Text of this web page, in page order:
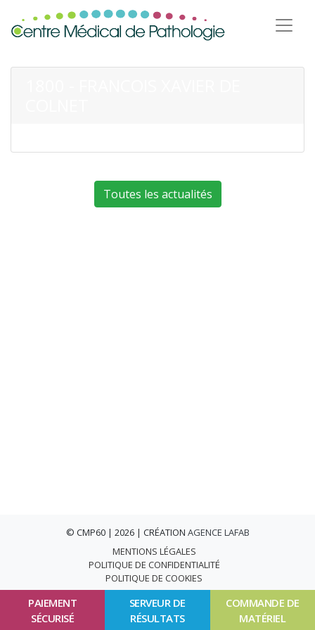
PAIEMENT
SÉCURISÉ
SERVEUR DE
RÉSULTATS
COMMANDE DE
MATÉRIEL
Toutes les actualités
© CMP60 | 2026 | CRÉATION AGENCE LAFAB
MENTIONS LÉGALES
POLITIQUE DE CONFIDENTIALITÉ
POLITIQUE DE COOKIES